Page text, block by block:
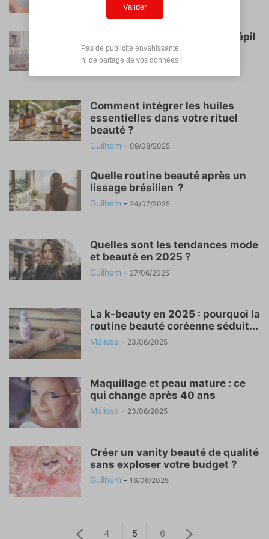
Tout ce qu’il faut savoir sur Dépil
Tech : avis, tarifs...
Mélissa - 29/09/2025
Comment intégrer les huiles
essentielles dans votre rituel
beauté ?
Guilhem - 09/08/2025
Quelle routine beauté après un
lissage brésilien ?
Guilhem - 24/07/2025
Quelles sont les tendances mode
et beauté en 2025 ?
Guilhem - 27/06/2025
La k-beauty en 2025 : pourquoi la
routine beauté coréenne séduit...
Mélissa - 23/06/2025
Maquillage et peau mature : ce
qui change après 40 ans
Mélissa - 23/06/2025
Créer un vanity beauté de qualité
sans exploser votre budget ?
Guilhem - 16/06/2025
4 5 6
Valider
Pas de publicité envahissante,
ni de partage de vos données !